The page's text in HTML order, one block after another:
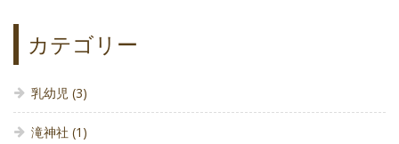
カテゴリー
乳幼児 (3)
滝神社 (1)